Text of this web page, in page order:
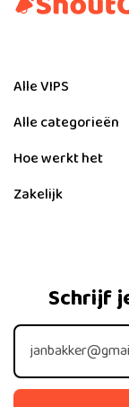
Alle VIPS
Alle categorieën
Hoe werkt het
Zakelijk
Schrijf